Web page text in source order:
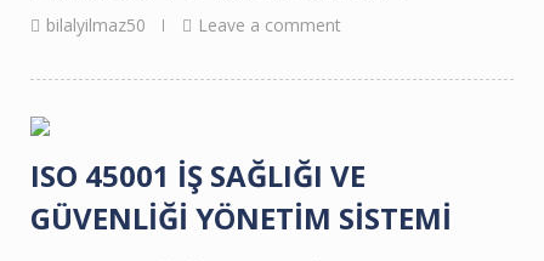
bilalyilmaz50
Leave a comment
ISO 45001 İŞ SAĞLIĞI VE
GÜVENLİĞİ YÖNETİM SİSTEMİ